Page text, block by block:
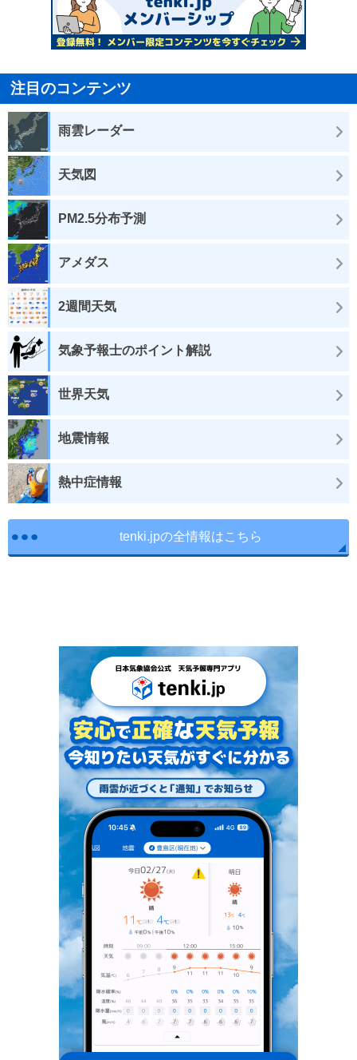
注目のコンテンツ
雨雲レーダー
天気図
PM2.5分布予測
アメダス
2週間天気
気象予報士のポイント解説
世界天気
地震情報
熱中症情報
tenki.jpの全情報はこちら